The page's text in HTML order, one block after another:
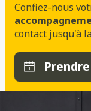
Confiez-nous
contact jusqu'à